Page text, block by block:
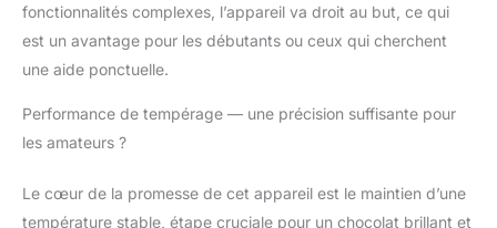
fonctionnalités complexes, l’appareil va droit au but, ce qui
est un avantage pour les débutants ou ceux qui cherchent
une aide ponctuelle.
Performance de tempérage — une précision suffisante pour
les amateurs ?
Le cœur de la promesse de cet appareil est le maintien d’une
température stable, étape cruciale pour un chocolat brillant et